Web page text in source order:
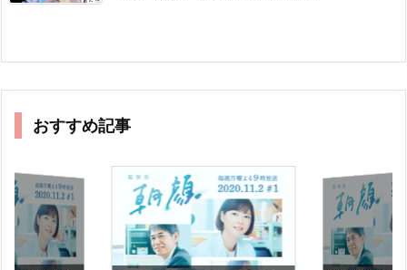
おすすめ記事